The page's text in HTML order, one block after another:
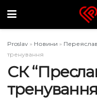
Proslav » Новини »
тренування
СК
тренування